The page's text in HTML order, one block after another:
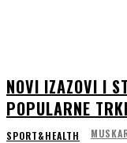
NOVI IZAZOVI I
POPULARNE
SPORT&HEALTH